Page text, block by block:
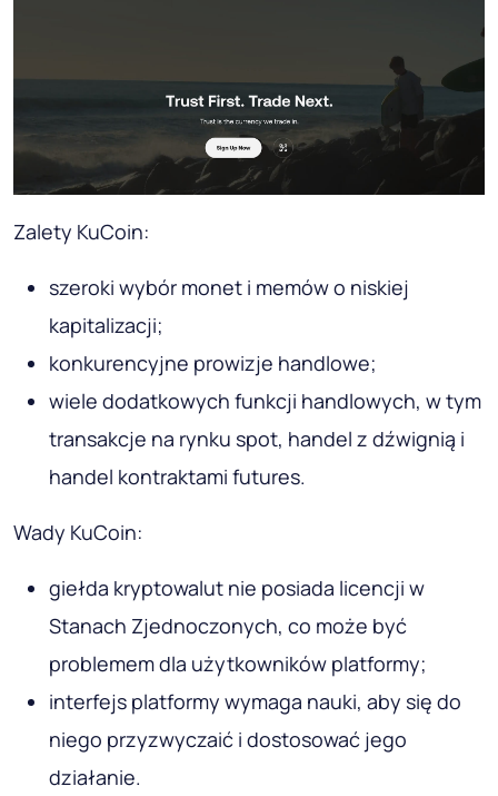
Zalety KuCoin:
szeroki wybór monet i memów o niskiej
kapitalizacji;
konkurencyjne prowizje handlowe;
wiele dodatkowych funkcji handlowych, w tym
transakcje na rynku spot, handel z dźwignią i
handel kontraktami futures.
Wady KuCoin:
giełda kryptowalut nie posiada licencji w
Stanach Zjednoczonych, co może być
problemem dla użytkowników platformy;
interfejs platformy wymaga nauki, aby się do
niego przyzwyczaić i dostosować jego
działanie.